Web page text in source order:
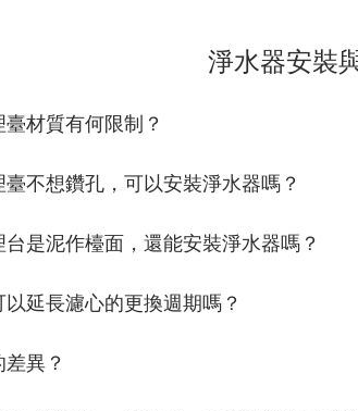
淨水器安裝
材質有何限制？
不想鑽孔，可以安裝淨水器嗎？
是泥作檯面，還能安裝淨水器嗎？
延長濾心的更換週期嗎？
異？